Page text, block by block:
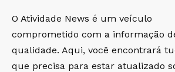
O Atividade News é um veículo
comprometido com a informação
qualidade. Aqui, você encontrará
que precisa para estar atualizado